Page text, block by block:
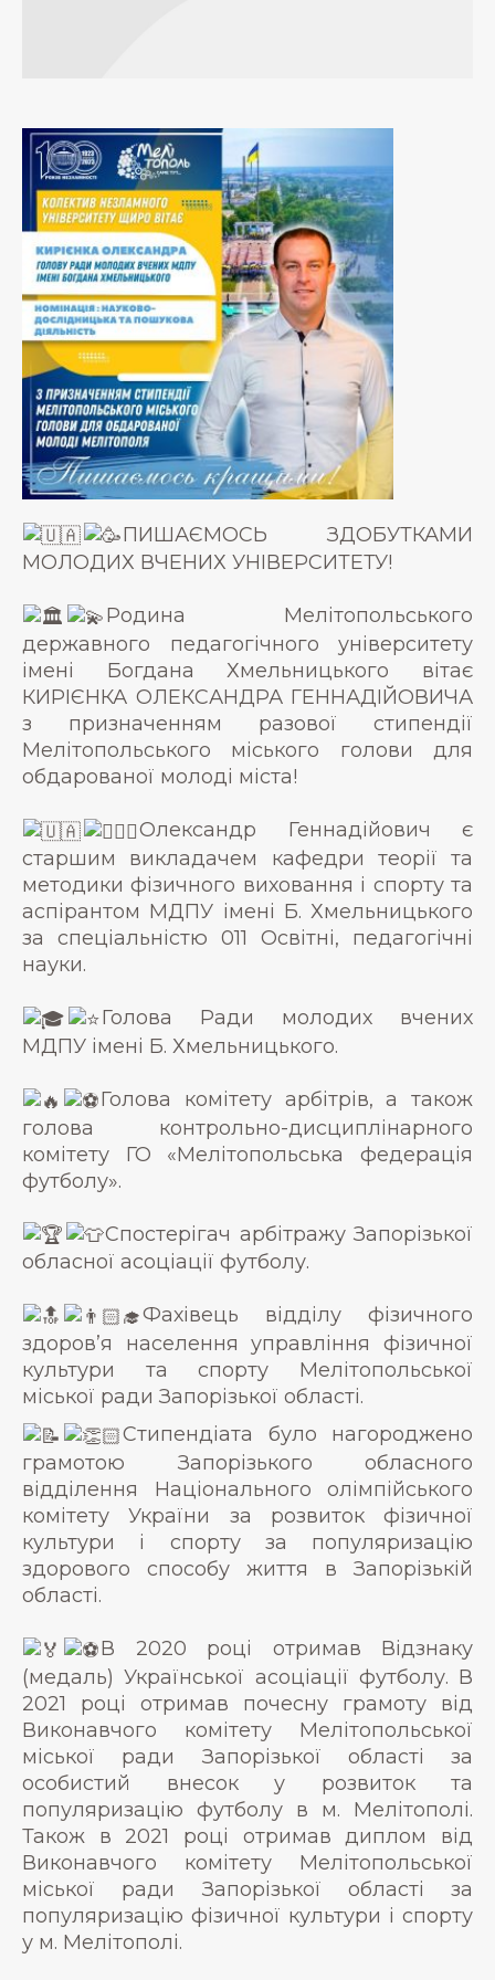
ПИШАЄМОСЬ ЗДОБУТКАМИ
МОЛОДИХ ВЧЕНИХ УНІВЕРСИТЕТУ!
Родина Мелітопольського
державного педагогічного університету
імені Богдана Хмельницького вітає
КИРІЄНКА ОЛЕКСАНДРА ГЕННАДІЙОВИЧА
з призначенням разової стипендії
Мелітопольського міського голови для
обдарованої молоді міста!
Олександр Геннадійович є
старшим викладачем кафедри теорії та
методики фізичного виховання і спорту та
аспірантом МДПУ імені Б. Хмельницького
за спеціальністю 011 Освітні, педагогічні
науки.
Голова Ради молодих вчених
МДПУ імені Б. Хмельницького.
Голова комітету арбітрів, а також
голова контрольно-дисциплінарного
комітету ГО «Мелітопольська федерація
футболу».
Спостерігач арбітражу Запорізької
обласної асоціації футболу.
Фахівець відділу фізичного
здоров’я населення управління фізичної
культури та спорту Мелітопольської
міської ради Запорізької області.
Стипендіата було нагороджено
грамотою Запорізького обласного
відділення Національного олімпійського
комітету України за розвиток фізичної
культури і спорту за популяризацію
здорового способу життя в Запорізькій
області.
В 2020 році отримав Відзнаку
(медаль) Української асоціації футболу. В
2021 році отримав почесну грамоту від
Виконавчого комітету Мелітопольської
міської ради Запорізької області за
особистий внесок у розвиток та
популяризацію футболу в м. Мелітополі.
Також в 2021 році отримав диплом від
Виконавчого комітету Мелітопольської
міської ради Запорізької області за
популяризацію фізичної культури і спорту
у м. Мелітополі.